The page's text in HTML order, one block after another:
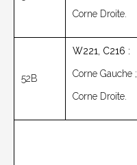
Corne Droite.
52B
W221, C216 :
Corne Gauche ;
Corne Droite.